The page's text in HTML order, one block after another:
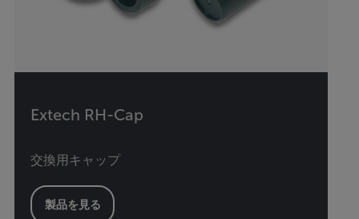
Extech RH-Cap
交換用キャップ
製品を見る